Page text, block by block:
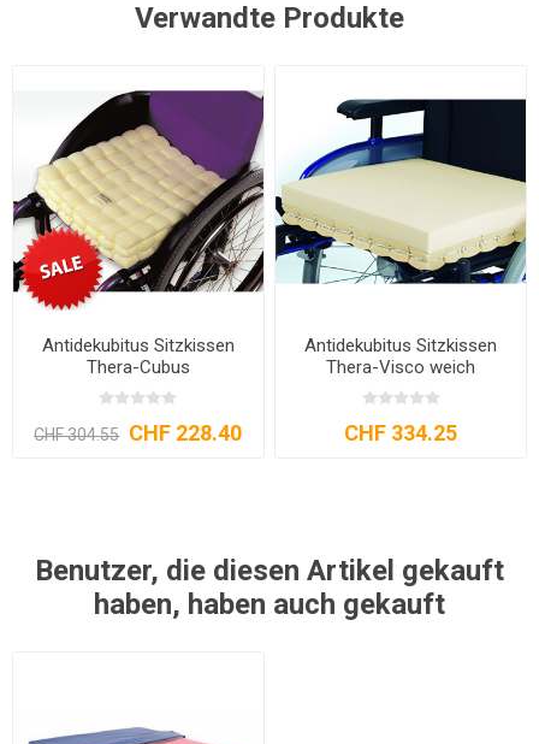
Verwandte Produkte
Antidekubitus Sitzkissen
Thera-Cubus
CHF 304.55 CHF 228.40
Antidekubitus Sitzkissen
Thera-Visco weich
CHF 334.25
Benutzer, die diesen Artikel gekauft
haben, haben auch gekauft